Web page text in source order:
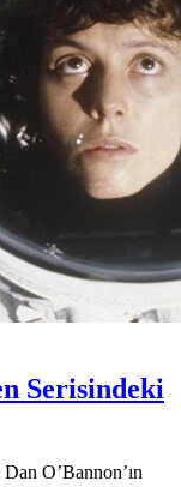
Serisindeki
O’Bannon’ın